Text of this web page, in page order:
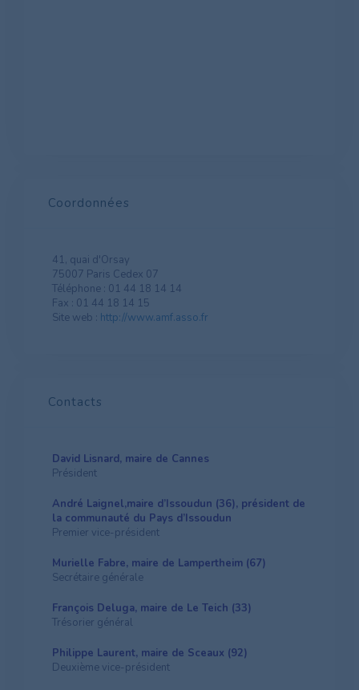
Coordonnées
41, quai d'Orsay
75007 Paris Cedex 07
Téléphone : 01 44 18 14 14
Fax : 01 44 18 14 15
Site web : http://www.amf.asso.fr
Contacts
David Lisnard, maire de Cannes
Président
André Laignel,maire d’Issoudun (36), président de
la communauté du Pays d’Issoudun
Premier vice-président
Murielle Fabre, maire de Lampertheim (67)
Secrétaire générale
François Deluga, maire de Le Teich (33)
Trésorier général
Philippe Laurent, maire de Sceaux (92)
Deuxième vice-président